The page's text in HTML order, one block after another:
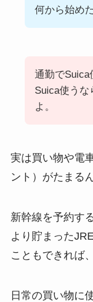
何から始め
通勤でSuica
Suica使う
よ。
実は買い物や電
ント）がたまる
新幹線を予約す
より貯まった
こともできれば、
日常の買い物に